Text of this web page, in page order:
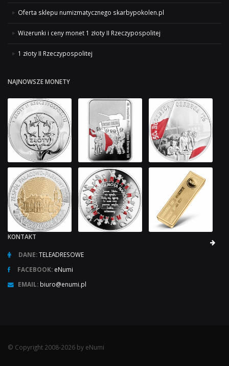
Oferta sklepu numizmatycznego skarbypokolen.pl
Wizerunki i ceny monet 1 złoty II Rzeczypospolitej
1 złoty II Rzeczypospolitej
NAJNOWSZE MONETY
KONTAKT
DANE:TELEADRESOWE
FACEBOOK: eNumi
EMAIL: biuro@enumi.pl
© Copyright 2008-2026 by eNumi